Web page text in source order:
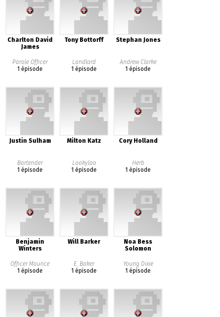
Charlton David
James
Parole Officer
1 épisode
Tony Bottorff
Landlord
1 épisode
Stephan Jones
Andrew Clarke
1 épisode
Justin Sulham
Bartender
1 épisode
Milton Katz
Lookyloo
1 épisode
Cory Holland
Herb
1 épisode
Benjamin
Winters
Officer Maurice
1 épisode
Will Barker
E. Baker
1 épisode
Noa Bess
Solomon
Young Dixie
1 épisode